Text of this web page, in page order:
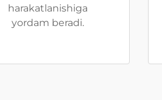
harakatlanishiga
yordam beradi.